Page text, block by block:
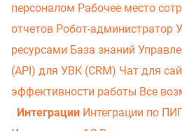
персоналом Рабочее место
отчетов Робот-администратор
ресурсами База знаний
(API) для УВК (CRM) Чат для
эффективности работы Все
Интеграции Интеграции по